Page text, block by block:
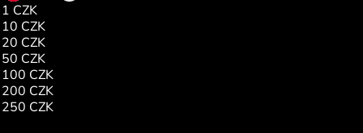
1 CZK
10 CZK
20 CZK
50 CZK
100 CZK
200 CZK
250 CZK